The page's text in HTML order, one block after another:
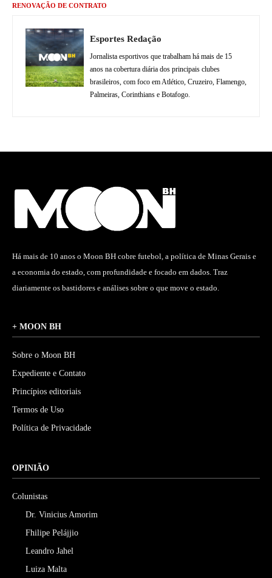
RENOVAÇÃO DE CONTRATO
Esportes Redação
Jornalista esportivos que trabalham há mais de 15
anos na cobertura diária dos principais clubes
brasileiros, com foco em Atlético, Cruzeiro, Flamengo,
Palmeiras, Corinthians e Botafogo.
Há mais de 10 anos o Moon BH cobre futebol, a política de Minas Gerais e
a economia do estado, com profundidade e focado em dados. Traz
diariamente os bastidores e análises sobre o que move o estado.
+ MOON BH
Sobre o Moon BH
Expediente e Contato
Princípios editoriais
Termos de Uso
Política de Privacidade
OPINIÃO
Colunistas
Dr. Vinicius Amorim
Fhilipe Pelájjio
Leandro Jahel
Luiza Malta